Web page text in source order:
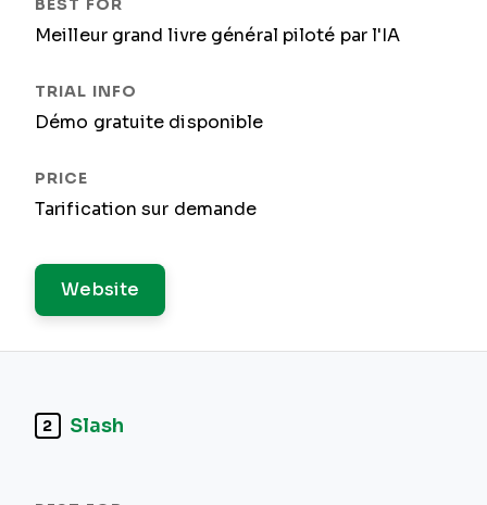
Meilleur grand livre général piloté par l'IA
Démo gratuite disponible
Tarification sur demande
Website
2 Slash